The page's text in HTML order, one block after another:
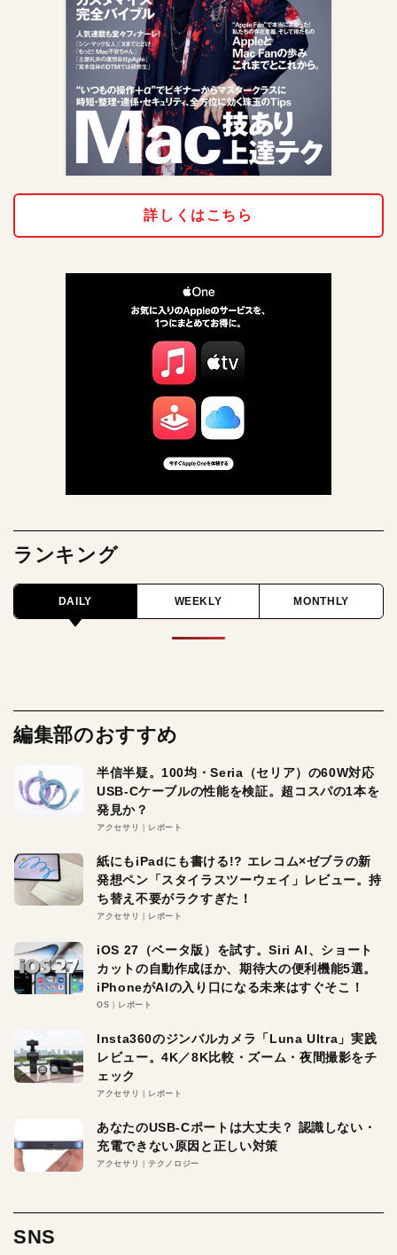
詳しくはこちら
ランキング
DAILY WEEKLY MONTHLY
編集部のおすすめ
半信半疑。100均・Seria（セリア）の60W対応
USB-Cケーブルの性能を検証。超コスパの1本を
発見か？
アクセサリ レポート
紙にもiPadにも書ける!? エレコム×ゼブラの新
発想ペン「スタイラスツーウェイ」レビュー。持
ち替え不要がラクすぎた！
アクセサリ レポート
iOS 27（ベータ版）を試す。Siri AI、ショート
カットの自動作成ほか、期待大の便利機能5選。
iPhoneがAIの入り口になる未来はすぐそこ！
OS レポート
Insta360のジンバルカメラ「Luna Ultra」実践
レビュー。4K／8K比較・ズーム・夜間撮影をチ
ェック
アクセサリ レポート
あなたのUSB-Cポートは大丈夫？ 認識しない・
充電できない原因と正しい対策
アクセサリ テクノロジー
SNS